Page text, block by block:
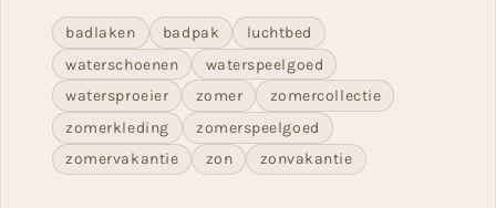
badlaken badpak
luchtbed
waterschoenen
waterspeelgoed
watersproeier
zomer
zomercollectie
zomerkleding
zomerspeelgoed
zomervakantie
zon zonvakantie